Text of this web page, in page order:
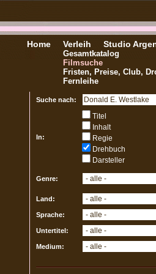
Home Verleih
Gesamtkatalog
Filmsuche
Fristen, Preise, Club,
Fernleihe
Studio
Suche nach:
In:
Titel
Inhalt
Regie
Drehbuch
Darsteller
Genre:
Land:
Sprache:
Untertitel:
Medium: